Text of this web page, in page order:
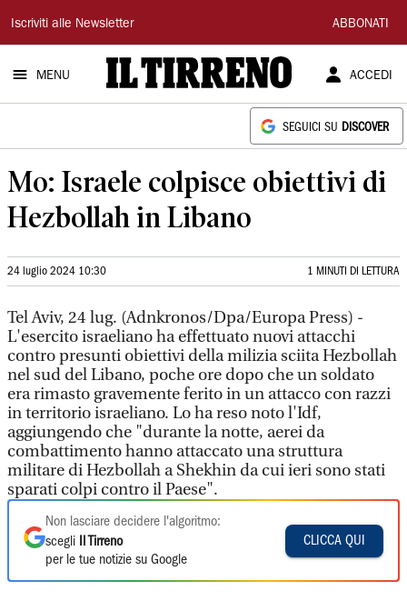
Il
Tirreno
Iscriviti alle Newsletter ABBONATI
MENU ACCEDI
SEGUICI SU DISCOVER
Mo: Israele colpisce obiettivi di
Hezbollah in Libano
24 luglio 2024 10:30 1 MINUTI DI LETTURA
Tel Aviv, 24 lug. (Adnkronos/Dpa/Europa Press) -
L'esercito israeliano ha effettuato nuovi attacchi
contro presunti obiettivi della milizia sciita Hezbollah
nel sud del Libano, poche ore dopo che un soldato
era rimasto gravemente ferito in un attacco con razzi
in territorio israeliano. Lo ha reso noto l'Idf,
aggiungendo che "durante la notte, aerei da
combattimento hanno attaccato una struttura
militare di Hezbollah a Shekhin da cui ieri sono stati
sparati colpi contro il Paese".
Non lasciare decidere l'algoritmo:
scegli
Il Tirreno
per le tue notizie su Google
CLICCA QUI